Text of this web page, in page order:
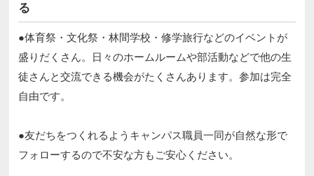
る
●体育祭・文化祭・林間学校・修学旅行などのイベントが
盛りだくさん。日々のホームルームや部活動などで他の生
徒さんと交流できる機会がたくさんあります。参加は完全
自由です。​​
●友だちをつくれるようキャンパス職員一同が自然な形で
フォローするので不安な方もご安心ください。 ​